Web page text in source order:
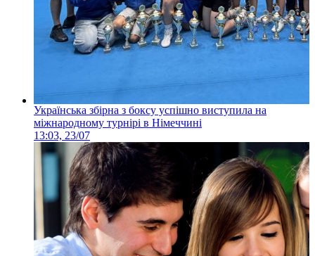
Українська збірна з боксу успішно виступила на
міжнародному турнірі в Німеччині
13:03, 23/07